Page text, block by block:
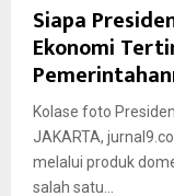
Siapa
Ekonomi
Kolase foto
JAKARTA,
melalui produk
salah satu...